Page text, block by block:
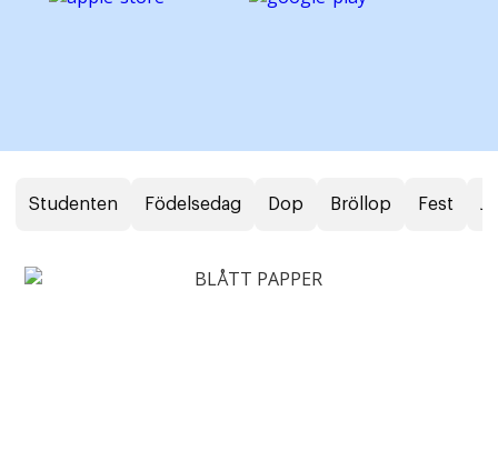
Studenten Födelsedag Dop Bröllop Fest